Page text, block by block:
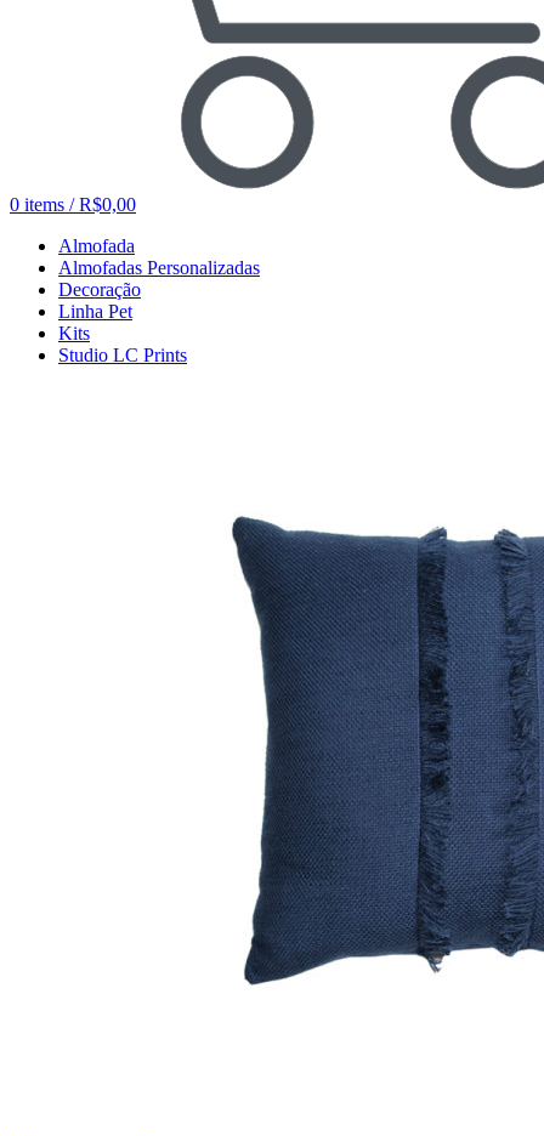
0 items / R$0,00
Almofada
Almofadas Personalizadas
Decoração
Linha Pet
Kits
Studio LC Prints